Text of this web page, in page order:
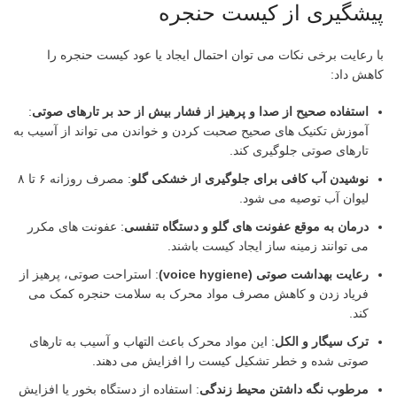
پیشگیری از کیست حنجره
با رعایت برخی نکات می توان احتمال ایجاد یا عود کیست حنجره را
کاهش داد:
استفاده صحیح از صدا و پرهیز از فشار بیش از حد بر تارهای صوتی:
آموزش تکنیک های صحیح صحبت کردن و خواندن می تواند از آسیب به
تارهای صوتی جلوگیری کند.
نوشیدن آب کافی برای جلوگیری از خشکی گلو
: مصرف روزانه ۶ تا ۸
لیوان آب توصیه می شود.
درمان به موقع عفونت های گلو و دستگاه تنفسی: عفونت های مکرر
می توانند زمینه ساز ایجاد کیست باشند.
رعایت بهداشت صوتی (voice hygiene)
: استراحت صوتی، پرهیز از
فریاد زدن و کاهش مصرف مواد محرک به سلامت حنجره کمک می
کند.
ترک سیگار و الکل: این مواد محرک باعث التهاب و آسیب به تارهای
صوتی شده و خطر تشکیل کیست را افزایش می دهند.
مرطوب نگه داشتن محیط زندگی: استفاده از دستگاه بخور یا افزایش